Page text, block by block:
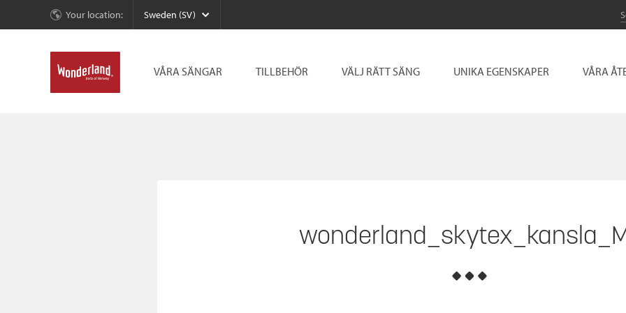
Your location: Sweden (SV)
VÅRA SÄNGAR TILLBEHÖR VÄLJ RÄTT SÄNG UNIKA EGENSKAPER VÅRA